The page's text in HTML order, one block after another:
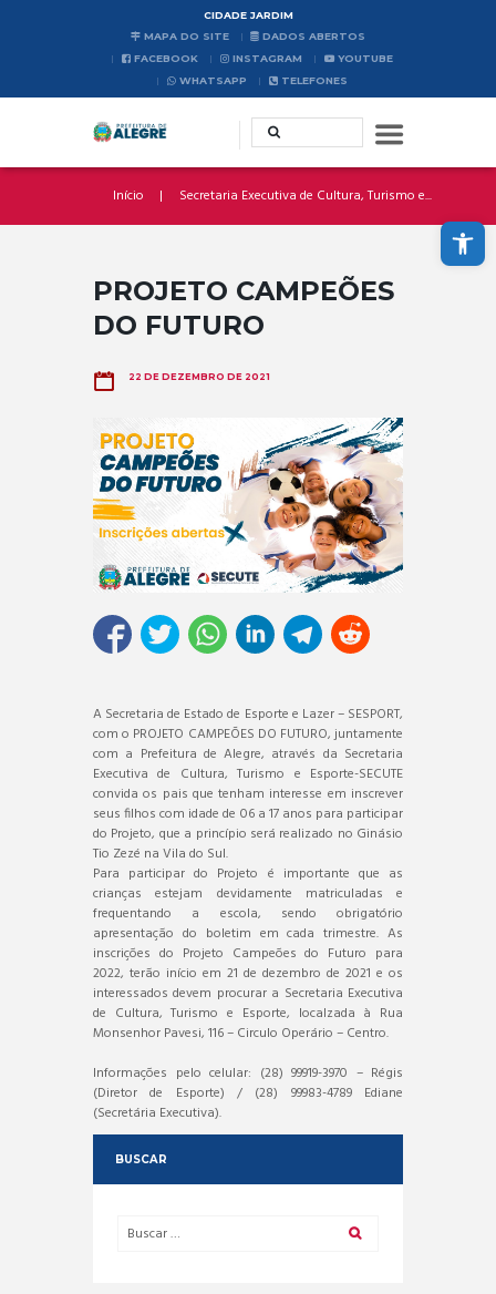
Abrir a barra de ferramentas
CIDADE JARDIM
MAPA DO SITE
DADOS ABERTOS
FACEBOOK
INSTAGRAM
YOUTUBE
WHATSAPP
TELEFONES
Início Secretaria Executiva de Cultura, Turismo e...
PROJETO CAMPEÕES
DO FUTURO
22 DE DEZEMBRO DE 2021
A Secretaria de Estado de Esporte e Lazer – SESPORT,
com o PROJETO CAMPEÕES DO FUTURO, juntamente
com a Prefeitura de Alegre, através da Secretaria
Executiva de Cultura, Turismo e Esporte-SECUTE
convida os pais que tenham interesse em inscrever
seus filhos com idade de 06 a 17 anos para participar
do Projeto, que a princípio será realizado no Ginásio
Tio Zezé na Vila do Sul.
Para participar do Projeto é importante que as
crianças estejam devidamente matriculadas e
frequentando a escola, sendo obrigatório
apresentação do boletim em cada trimestre. As
inscrições do Projeto Campeões do Futuro para
2022, terão início em 21 de dezembro de 2021 e os
interessados devem procurar a Secretaria Executiva
de Cultura, Turismo e Esporte, localzada à Rua
Monsenhor Pavesi, 116 – Circulo Operário – Centro.
Informações pelo celular: (28) 99919-3970 – Régis
(Diretor de Esporte) / (28) 99983-4789 Ediane
(Secretária Executiva).
BUSCAR